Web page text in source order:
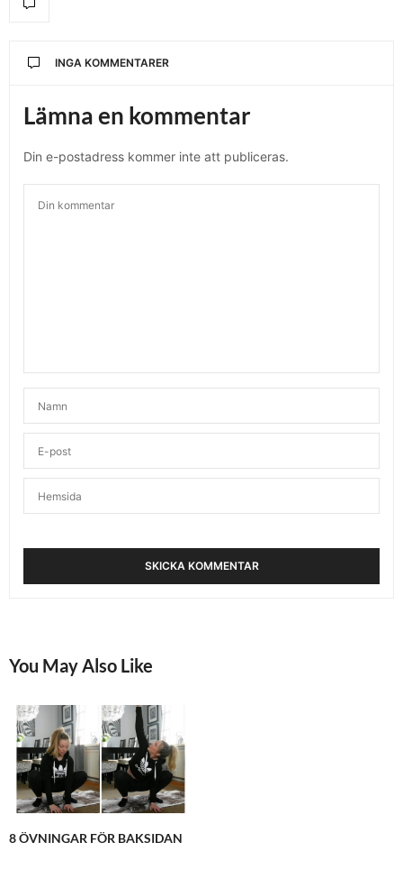
INGA KOMMENTARER
Lämna en kommentar
Din e-postadress kommer inte att publiceras.
You May Also Like
8 ÖVNINGAR FÖR BAKSIDAN